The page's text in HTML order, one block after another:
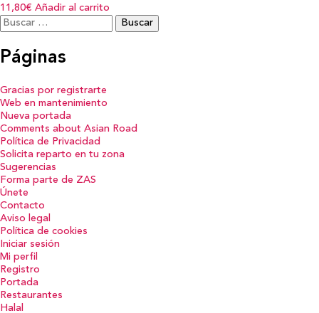
11,80€ Añadir al carrito
Buscar:
Páginas
Gracias por registrarte
Web en mantenimiento
Nueva portada
Comments about Asian Road
Política de Privacidad
Solicita reparto en tu zona
Sugerencias
Forma parte de ZAS
Únete
Contacto
Aviso legal
Política de cookies
Iniciar sesión
Mi perfil
Registro
Portada
Restaurantes
Halal